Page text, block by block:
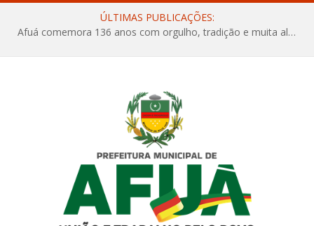
ÚLTIMAS PUBLICAÇÕES:
Afuá comemora 136 anos com orgulho, tradição e muita alegria na Quadra Dr. Nelson Salomão